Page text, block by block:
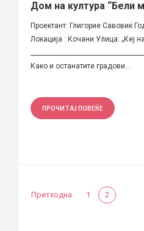
Дом на култура “Бели
Проектант: Глигорие Савовиќ
Локација : Кочани Улица: „Кеј
Како и останатите градови...
ПРОЧИТАЈ ПОВЕЌЕ
Претходна 1 2